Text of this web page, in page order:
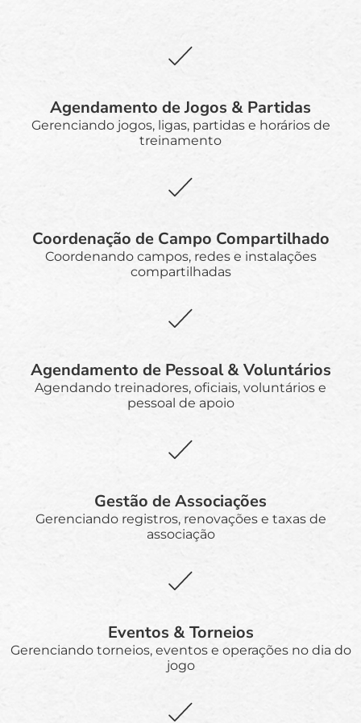
Agendamento de Jogos & Partidas
Gerenciando jogos, ligas, partidas e horários de
treinamento
Coordenação de Campo Compartilhado
Coordenando campos, redes e instalações
compartilhadas
Agendamento de Pessoal & Voluntários
Agendando treinadores, oficiais, voluntários e
pessoal de apoio
Gestão de Associações
Gerenciando registros, renovações e taxas de
associação
Eventos & Torneios
Gerenciando torneios, eventos e operações no dia do
jogo